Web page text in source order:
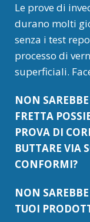
Le prove di
durano molti
senza i test
processo di
superficiali.
NON
FRETTA
PROVA DI
BUTTARE VIA
CONFORMI?
NON
TUOI